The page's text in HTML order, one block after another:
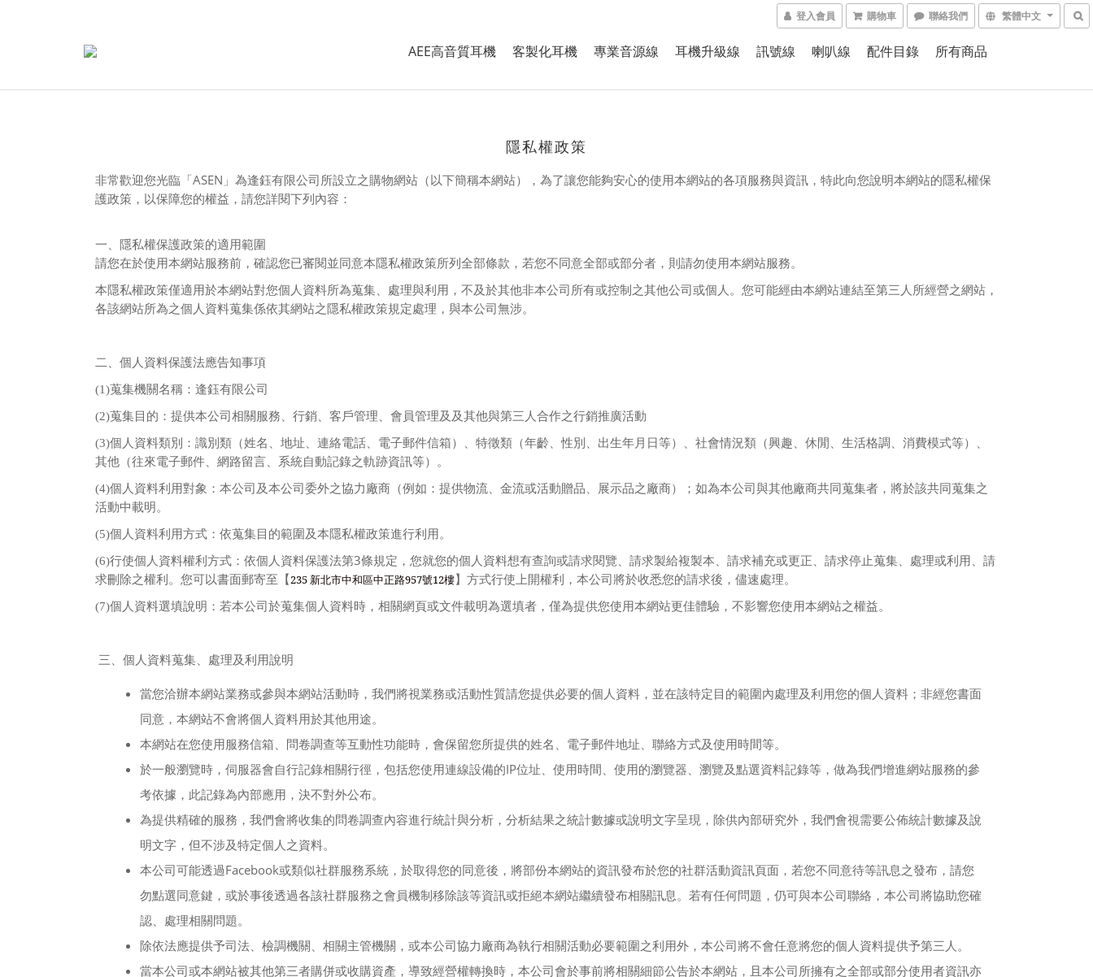
登入會員 購物車 聯絡我們 繁體中文
AEE高音質耳機 客製化耳機 專業音源線 耳機升級線 訊號線 喇叭線 配件目錄 所有商品
隱私權政策
非常歡迎您光臨「 ASEN 」為逢鈺有限公司所設立之購物網站（以下簡稱本網站），為了讓您能夠安心的使用本網站的各項服務與資訊，特此向您說明本網站的隱私權保
護政策，以保障您的權益，請您詳閱下列內容：
一、隱私權保護政策的適用範圍
請您在於使用本網站服務前，確認您已審閱並同意本隱私權政策所列全部條款，若您不同意全部或部分者，則請勿使用本網站服務。
本隱私權政策僅適用於本網站對您個人資料所為蒐集、處理與利用，不及於其他非本公司所有或控制之其他公司或個人。您可能經由本網站連結至第三人所經營之網站，
各該網站所為之個人資料蒐集係依其網站之隱私權政策規定處理，與本公司無涉。
二、個人資料保護法應告知事項
(1)蒐集機關名稱：逢鈺有限公司
(2)蒐集目的：提供本公司相關服務、行銷、客戶管理、會員管理及及其他與第三人合作之行銷推廣活動
(3)個人資料類別：識別類（姓名、地址、連絡電話、電子郵件信箱）、特徵類（年齡、性別、出生年月日等）、社會情況類（興趣、休閒、生活格調、消費模式等）、
其他（往來電子郵件、網路留言、系統自動記錄之軌跡資訊等）。
(4)個人資料利用對象：本公司及本公司委外之協力廠商（例如：提供物流、金流或活動贈品、展示品之廠商）；如為本公司與其他廠商共同蒐集者，將於該共同蒐集之
活動中載明。
(5)個人資料利用方式：依蒐集目的範圍及本隱私權政策進行利用。
(6)行使個人資料權利方式：依個人資料保護法第3條規定，您就您的個人資料想有查詢或請求閱覽、請求製給複製本、請求補充或更正、請求停止蒐集、處理或利用、請
求刪除之權利。您可以書面郵寄至【235 新北市中和區中正路957號12樓】方式行使上開權利，本公司將於收悉您的請求後，儘速處理。
(7)個人資料選填說明：若本公司於蒐集個人資料時，相關網頁或文件載明為選填者，僅為提供您使用本網站更佳體驗，不影響您使用本網站之權益。
三、個人資料蒐集、處理及利用說明
當您洽辦本網站業務或參與本網站活動時，我們將視業務或活動性質請您提供必要的個人資料，並在該特定目的範圍內處理及利用您的個人資料；非經您書面
同意，本網站不會將個人資料用於其他用途。
本網站在您使用服務信箱、問卷調查等互動性功能時，會保留您所提供的姓名、電子郵件地址、聯絡方式及使用時間等。
於一般瀏覽時，伺服器會自行記錄相關行徑，包括您使用連線設備的IP位址、使用時間、使用的瀏覽器、瀏覽及點選資料記錄等，做為我們增進網站服務的參
考依據，此記錄為內部應用，決不對外公布。
為提供精確的服務，我們會將收集的問卷調查內容進行統計與分析，分析結果之統計數據或說明文字呈現，除供內部研究外，我們會視需要公佈統計數據及說
明文字，但不涉及特定個人之資料。
本公司可能透過Facebook或類似社群服務系統，於取得您的同意後，將部份本網站的資訊發布於您的社群活動資訊頁面，若您不同意待等訊息之發布，請您
勿點選同意鍵，或於事後透過各該社群服務之會員機制移除該等資訊或拒絕本網站繼續發布相關訊息。若有任何問題，仍可與本公司聯絡，本公司將協助您確
認、處理相關問題。
除依法應提供予司法、檢調機關、相關主管機關，或本公司協力廠商為執行相關活動必要範圍之利用外，本公司將不會任意將您的個人資料提供予第三人。
當本公司或本網站被其他第三者購併或收購資產，導致經營權轉換時，本公司會於事前將相關細節公告於本網站，且本公司所擁有之全部或部分使用者資訊亦